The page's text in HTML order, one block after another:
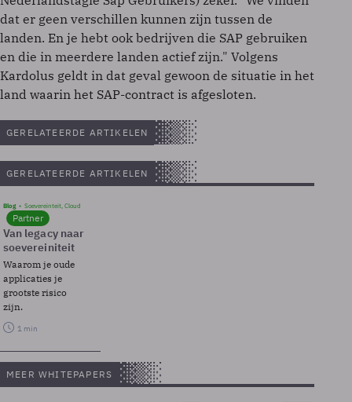
dat er geen verschillen kunnen zijn tussen de
landen. En je hebt ook bedrijven die SAP gebruiken
en die in meerdere landen actief zijn." Volgens
Kardolus geldt in dat geval gewoon de situatie in het
land waarin het SAP-contract is afgesloten.
GERELATEERDE ARTIKELEN
GERELATEERDE ARTIKELEN
Blog Soevereinteit, Cloud
Partner
Van legacy naar
soevereiniteit
Waarom je oude
applicaties je
grootste risico
zijn.
1 min
MEER WHITEPAPERS